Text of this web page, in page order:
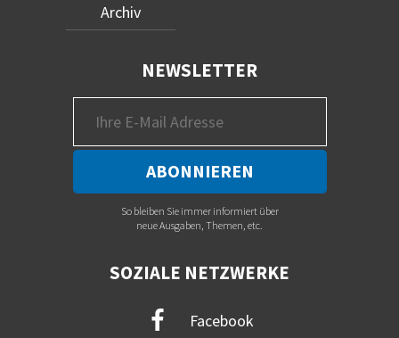
Archiv
NEWSLETTER
So bleiben Sie immer informiert über
neue Ausgaben, Themen, etc.
SOZIALE NETZWERKE
Facebook